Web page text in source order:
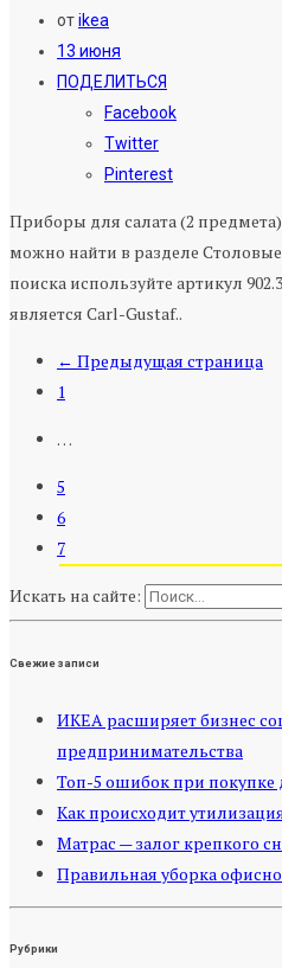
отikea
13 июня
ПОДЕЛИТЬСЯ
Facebook
Twitter
Pinterest
Приборы для салата (2
можно найти в разделе
поиска используйте артикул
является Carl-Gustaf..
← Предыдущая страница
1
…
5
6
7
Искать на сайте:
Свежие записи
ИКЕА расширяет бизнес
предпринимательства
Топ-5 ошибок при покупке
Как происходит
Матрас — залог крепкого
Правильная уборка
Рубрики